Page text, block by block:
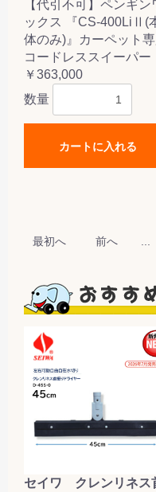
【代引不可】ペンギン
ックス 『CS-400LiⅡ(
体のみ)』カーペット専
コードレススイーパー
￥363,000
数量
カートに入れる
最初へ 前へ
セイワ クレンリネス